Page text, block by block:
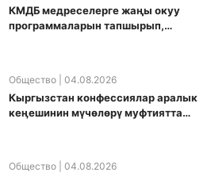
КМДБ медреселерге жаңы окуу
программаларын тапшырып,
Общество | 04.08.2026
Кыргызстан конфессиялар аралык
кеӊешинин мүчөлөрү муфтиятта
Общество | 04.08.2026